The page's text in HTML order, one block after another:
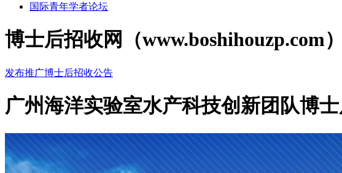
国际青年学者论坛
博士后招收网（www.boshihouzp.com
发布推广博士后招收公告
广州海洋实验室水产科技创新团队博